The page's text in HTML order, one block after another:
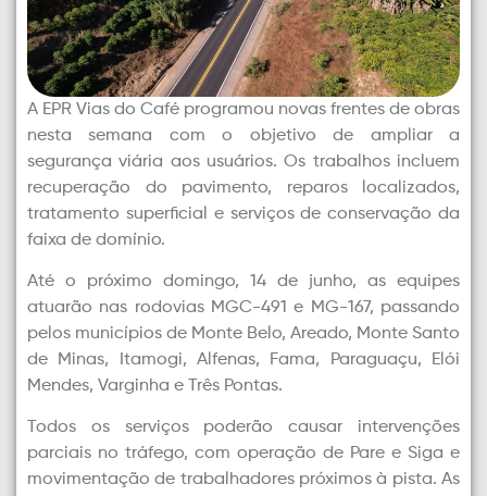
A EPR Vias do Café programou novas frentes de obras
nesta semana com o objetivo de ampliar a
segurança viária aos usuários. Os trabalhos incluem
recuperação do pavimento, reparos localizados,
tratamento superficial e serviços de conservação da
faixa de domínio.
Até o próximo domingo, 14 de junho, as equipes
atuarão nas rodovias MGC-491 e MG-167, passando
pelos municípios de Monte Belo, Areado, Monte Santo
de Minas, Itamogi, Alfenas, Fama, Paraguaçu, Elói
Mendes, Varginha e Três Pontas.
Todos os serviços poderão causar intervenções
parciais no tráfego, com operação de Pare e Siga e
movimentação de trabalhadores próximos à pista. As